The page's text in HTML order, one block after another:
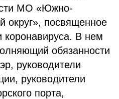
МО «Южно-
округ», посвященное
В нем
обязанности
руководители
руководители
порта,